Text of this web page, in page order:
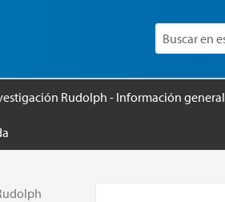
Rudolph - Información general